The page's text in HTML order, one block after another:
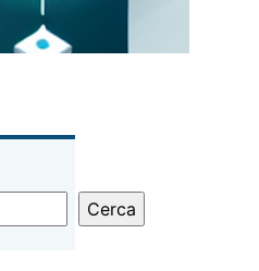
Cerca